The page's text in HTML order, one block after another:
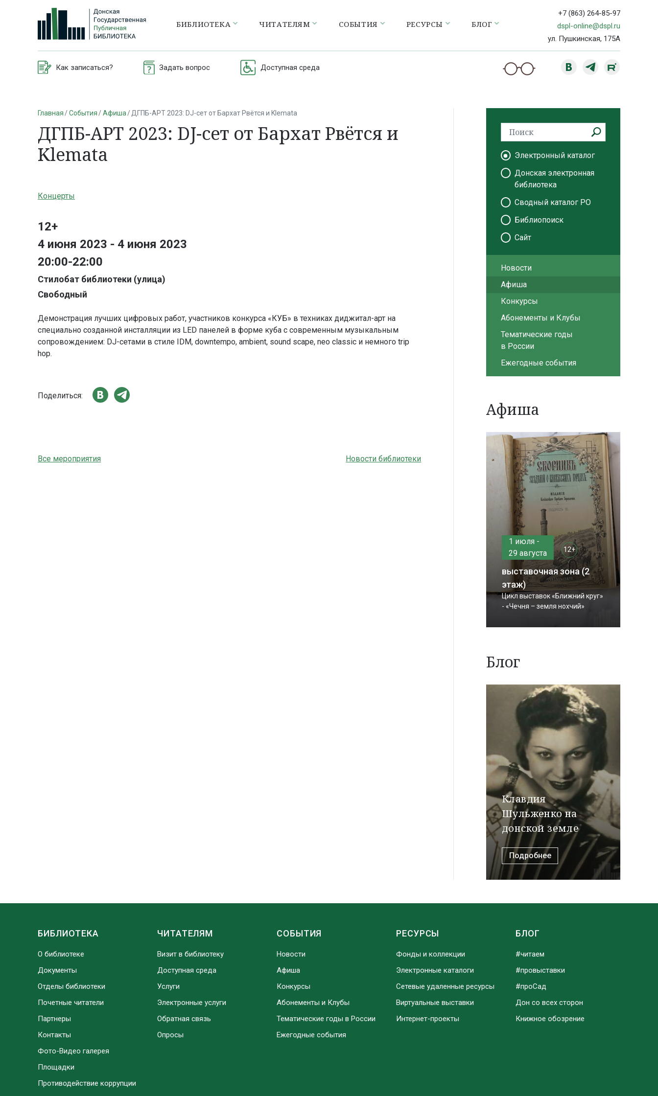
БИБЛИОТЕКА ЧИТАТЕЛЯМ СОБЫТИЯ РЕСУРСЫ БЛОГ
+7 (863) 264-85-97
dspl-online@dspl.ru
ул. Пушкинская, 175А
Как записаться? Задать вопрос Доступная среда
Главная События Афиша ДГПБ-АРТ 2023: DJ-сет от Бархат Рвётся и Klemata
ДГПБ-АРТ 2023: DJ-сет от Бархат Рвётся и
Klemata
Концерты
12+
4 июня 2023 - 4 июня 2023
20:00-22:00
Стилобат библиотеки (улица)
Свободный
Демонстрация лучших цифровых работ, участников конкурса «КУБ» в техниках диджитал-арт на
специально созданной инсталляции из LED панелей в форме куба с современным музыкальным
сопровождением: DJ-сетами в стиле IDM, downtempo, ambient, sound scape, neo classic и немного trip
hop.
Поделиться:
Все мероприятия Новости библиотеки
Электронный каталог
Донская электронная
библиотека
Сводный каталог РО
Библиопоиск
Сайт
Новости
Афиша
Конкурсы
Абонементы и Клубы
Тематические годы
в России
Ежегодные события
Афиша
1 июля -
29 августа
12+
выставочная зона (2
этаж)
Цикл выставок «Ближний круг»
- «Чечня – земля нохчий»
Блог
Клавдия
Шульженко на
донской земле
Подробнее
БИБЛИОТЕКА
О библиотеке
Документы
Отделы библиотеки
Почетные читатели
Партнеры
Контакты
Фото-Видео галерея
Площадки
Противодействие коррупции
ЧИТАТЕЛЯМ
Визит в библиотеку
Доступная среда
Услуги
Электронные услуги
Обратная связь
Опросы
СОБЫТИЯ
Новости
Афиша
Конкурсы
Абонементы и Клубы
Тематические годы в России
Ежегодные события
РЕСУРСЫ
Фонды и коллекции
Электронные каталоги
Сетевые удаленные ресурсы
Виртуальные выставки
Интернет-проекты
БЛОГ
#читаем
#провыставки
#проСад
Дон со всех сторон
Книжное обозрение